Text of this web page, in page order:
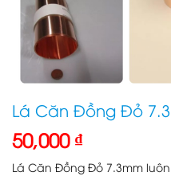
Lá Căn Đồng Đỏ
50,000 ₫
Lá Căn Đồng Đỏ 7.3mm